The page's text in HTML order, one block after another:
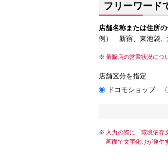
フリーワード
店舗名称または住所
例） 新宿、東池袋、
量販店の営業状況につ
店舗区分を指定
ドコモショップ
入力の際に「環境依存
画面で文字化けが発生